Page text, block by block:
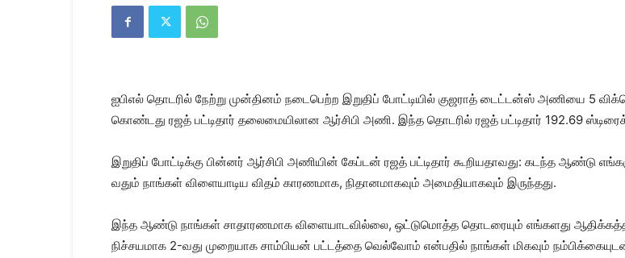
|
Kanyakumari
ஐபிஎல் தொடரில் நேற்று முன்​தினம் நடை​பெற்ற இறு​திப் போட்​டி​யில் குஜ​ராத் டைட்​டன்ஸ் அணியை 5
கொண்​டது ரஜத் பட்​டி​தார் தலை​மையி​லான ஆர்சிபி அணி. இந்த தொடரில் ரஜத் பட்டிதார் 192.69
இறு​திப் போட்​டிக்கு பின்​னர் ஆர்​சிபி அணி​யின் கேப்​டன் ரஜத் பட்டி​தார் கூறிய​தாவது: கடந்த ஆண்டு
வதும் நாங்கள் விளை​யாடிய விதம் காரண​மாக, நிதான​மாக​வும் அமைதி​யாக​வும் இருந்​தது.
இந்த ஆண்டு நாங்​கள் சாதா​ரண​மாக விளை​யாட​வில்​லை, ஒட்டுமொத்த தொடரை​யும் எங்​களது
நிச்சய​மாக 2-வது முறை​யாக சாம்​பியன் பட்​டத்தை வெல்​வோம் என்​ப​தில் நாங்​கள் மிக​வும்